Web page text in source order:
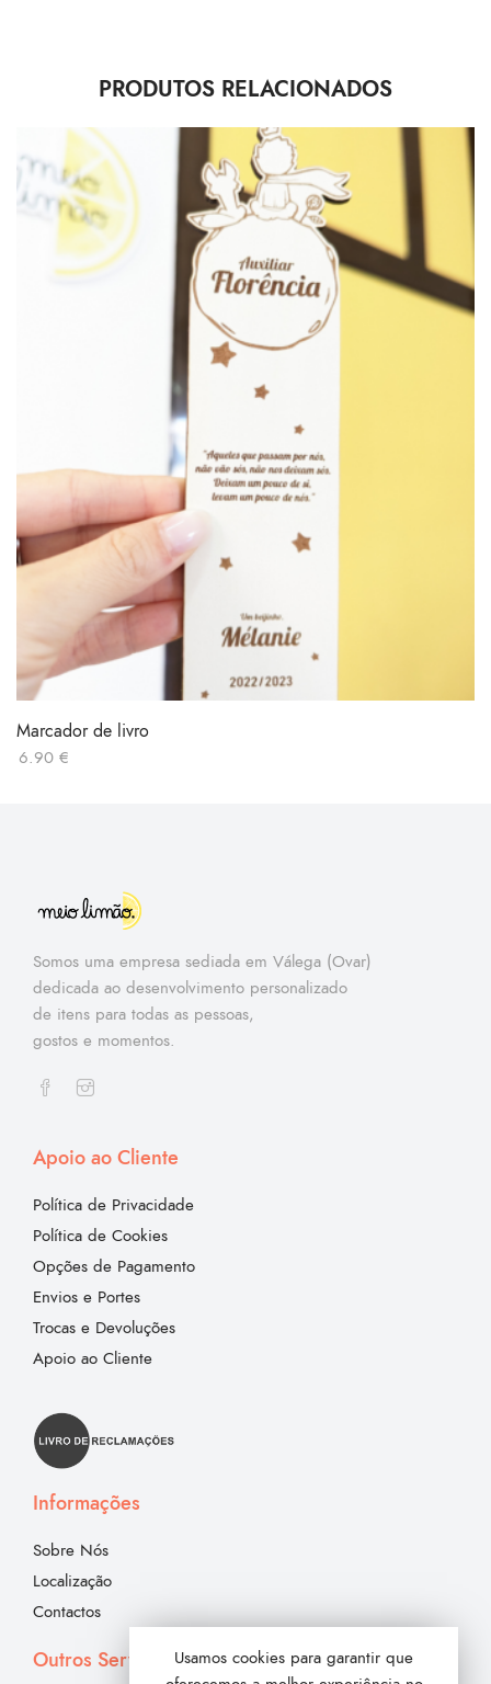
PRODUTOS RELACIONADOS
Marcador de livro
6.90 €
Somos uma empresa sediada em Válega (Ovar)
dedicada ao desenvolvimento personalizado
de itens para todas as pessoas,
gostos e momentos.
Apoio ao Cliente
Política de Privacidade
Política de Cookies
Opções de Pagamento
Envios e Portes
Trocas e Devoluções
Apoio ao Cliente
Informações
Sobre Nós
Localização
Contactos
Outros Serviços
Usamos cookies para garantir que